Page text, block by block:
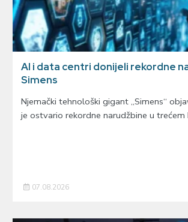
AI i data centri donijeli rekordne
Simens
Njemački tehnološki gigant „Simens“
je ostvario rekordne narudžbine u
07.08.2026